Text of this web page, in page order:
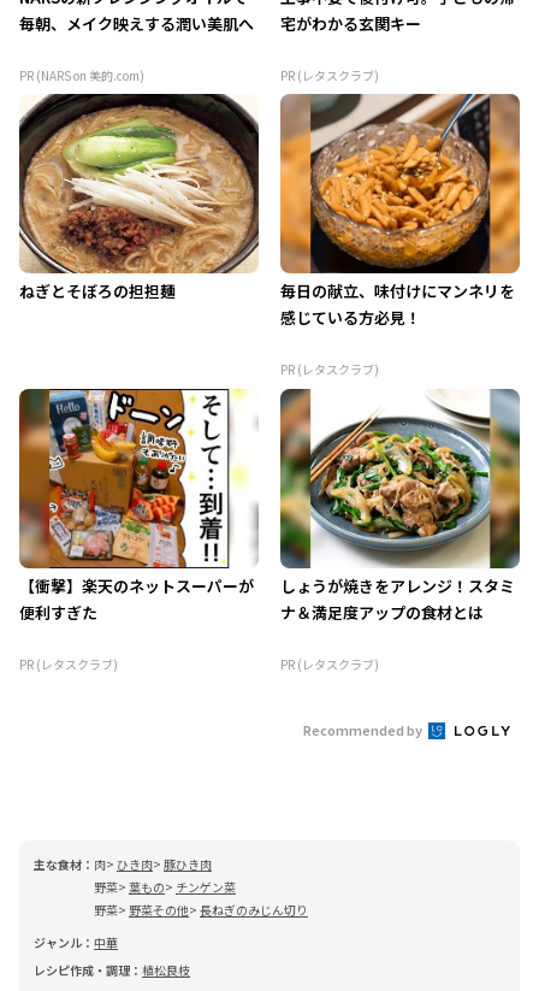
毎朝、メイク映えする潤い美肌へ
PR (NARS on 美的.com)
宅がわかる玄関キー
PR (レタスクラブ)
ねぎとそぼろの担担麺
毎日の献立、味付けにマンネリを
感じている方必見！
PR (レタスクラブ)
【衝撃】楽天のネットスーパーが
便利すぎた
PR (レタスクラブ)
しょうが焼きをアレンジ！スタミ
ナ＆満足度アップの食材とは
PR (レタスクラブ)
Recommended by
主な食材： 肉 ひき肉 豚ひき肉
野菜 葉もの
チンゲン菜
野菜
野菜その他
長ねぎのみじん切り
ジャンル： 中華
レシピ作成・調理： 植松良枝